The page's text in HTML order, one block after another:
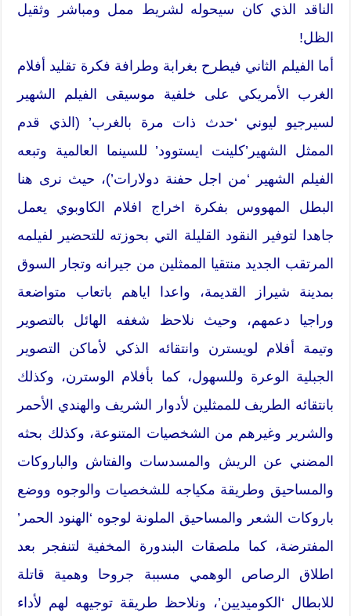
الناقد الذي كان سيحوله لشريط ممل ومباشر وثقيل
الظل!
أما الفيلم الثاني فيطرح بغرابة وطرافة فكرة تقليد أفلام
الغرب الأمريكي على خلفية موسيقى الفيلم الشهير
لسيرجيو ليوني ‘حدث ذات مرة بالغرب’ (الذي قدم
الممثل الشهير’كلينت ايستوود’ للسينما العالمية وتبعه
الفيلم الشهير ‘من اجل حفنة دولارات’)، حيث نرى هنا
البطل المهووس بفكرة اخراج افلام الكاوبوي يعمل
جاهدا لتوفير النقود القليلة التي بحوزته للتحضير لفيلمه
المرتقب الجديد منتقيا الممثلين من جيرانه وتجار السوق
بمدينة شيراز القديمة، واعدا اياهم باتعاب متواضعة
وراجيا دعمهم، وحيث نلاحظ شغفه الهائل بالتصوير
وتيمة أفلام لويسترن وانتقائه الذكي لأماكن التصوير
الجبلية الوعرة وللسهول، كما بأفلام الوسترن، وكذلك
بانتقائه الطريف للممثلين لأدوار الشريف والهندي الأحمر
والشرير وغيرهم من الشخصيات المتنوعة، وكذلك بحثه
المضني عن الريش والمسدسات والفتاش والباروكات
والمساحيق وطريقة مكياجه للشخصيات والوجوه ووضع
باروكات الشعر والمساحيق الملونة لوجوه ‘الهنود الحمر’
المفترضة، كما ملصقات البندورة المخفية لتنفجر بعد
اطلاق الرصاص الوهمي مسببة جروحا وهمية قاتلة
للابطال ‘الكوميديين’، ونلاحظ طريقة توجيهه لهم لأداء